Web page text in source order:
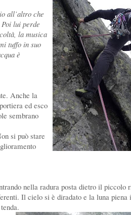
all’altro che
lui perde
la musica
tuffo in suo
è
Anche la
ed esco
sembrano
si può stare
nella radura posta dietro il piccolo
Il cielo si è diradato e la luna piena